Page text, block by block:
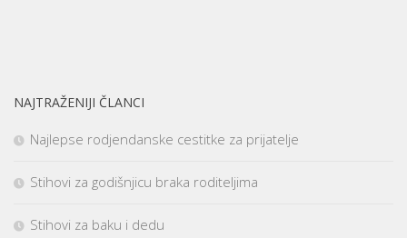
NAJTRAŽENIJI ČLANCI
Najlepse rodjendanske cestitke za prijatelje
Stihovi za godišnjicu braka roditeljima
Stihovi za baku i dedu